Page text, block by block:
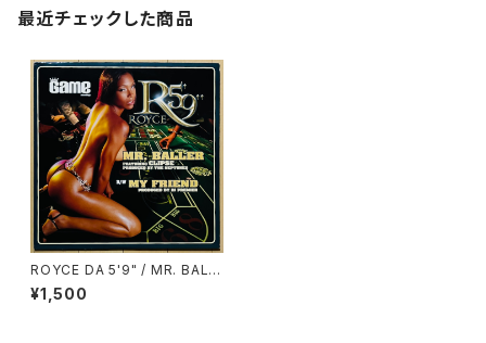
最近チェックした商品
ROYCE DA 5'9" / MR. BALL
ER
¥1,500